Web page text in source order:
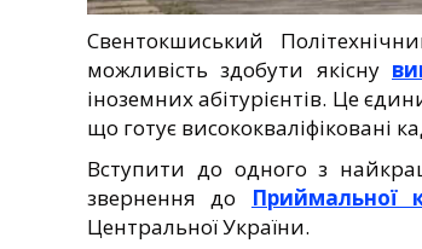
Свентокшиський
можливість здобути якісну
іноземних абітурієнтів. Це
що готує висококваліфіковані
Вступити до одного з
звернення до Приймальної
Центральної України.